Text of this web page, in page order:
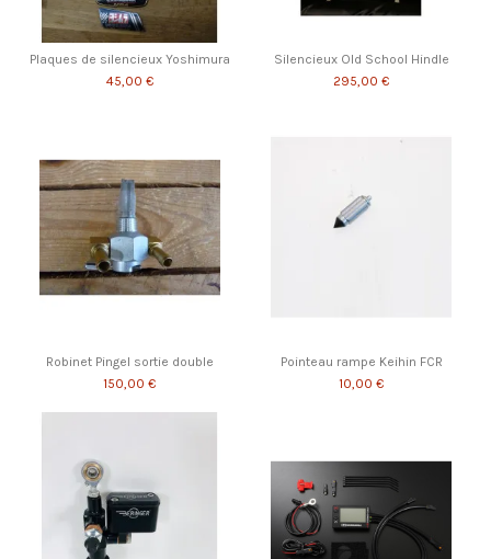
Plaques de silencieux Yoshimura
45,00 €
Silencieux Old School Hindle
295,00 €
Robinet Pingel sortie double
150,00 €
Pointeau rampe Keihin FCR
10,00 €